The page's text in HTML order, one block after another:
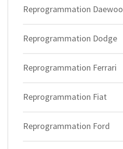
Reprogrammation Daewoo
Reprogrammation Dodge
Reprogrammation Ferrari
Reprogrammation Fiat
Reprogrammation Ford